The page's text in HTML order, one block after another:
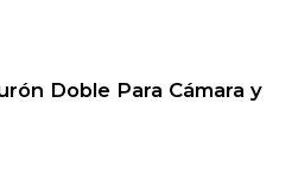
Doble Para Cámara y